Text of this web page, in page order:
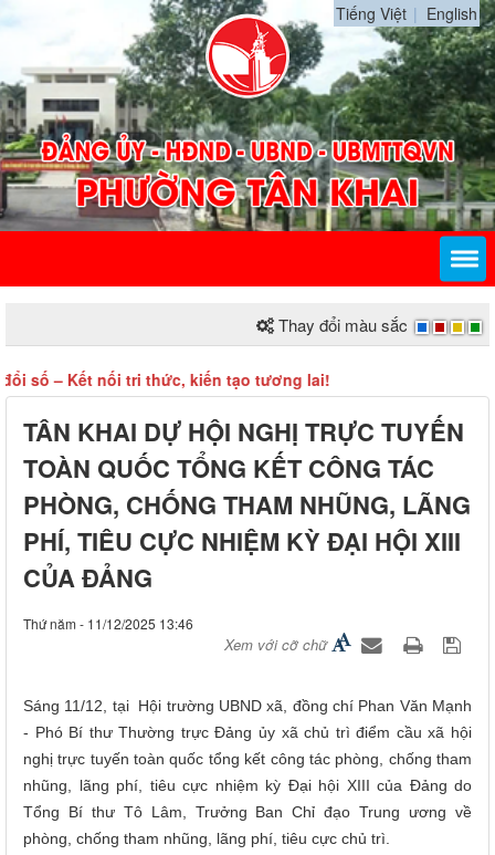
Tiếng Việt English
Thay đổi màu sắc
– Kết nối tri thức, kiến tạo tương lai!
TÂN KHAI DỰ HỘI NGHỊ TRỰC TUYẾN
TOÀN QUỐC TỔNG KẾT CÔNG TÁC
PHÒNG, CHỐNG THAM NHŨNG, LÃNG
PHÍ, TIÊU CỰC NHIỆM KỲ ĐẠI HỘI XIII
CỦA ĐẢNG
Thứ năm - 11/12/2025 13:46
Xem với cỡ chữ
Sáng 11/12, tại Hội trường UBND xã, đồng chí Phan Văn Mạnh
- Phó Bí thư Thường trực Đảng ủy xã chủ trì điểm cầu xã hội
nghị trực tuyến toàn quốc tổng kết công tác phòng, chống tham
nhũng, lãng phí, tiêu cực nhiệm kỳ Đại hội XIII của Đảng do
Tổng Bí thư Tô Lâm, Trưởng Ban Chỉ đạo Trung ương về
phòng, chống tham nhũng, lãng phí, tiêu cực chủ trì.